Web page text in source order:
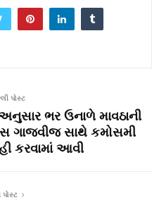
પોસ્ટ
ભર ઉનાળે માવઠાની
ગાજવીજ સાથે કમોસમી
કરવામાં આવી